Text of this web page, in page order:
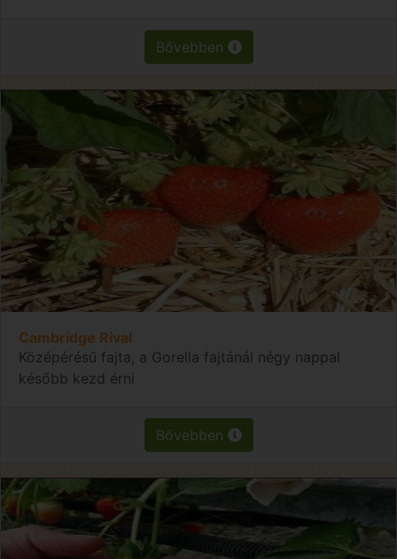
Bővebben
Cambridge Rival
Középérésű fajta, a Gorella fajtánál négy nappal
később kezd érni
Bővebben